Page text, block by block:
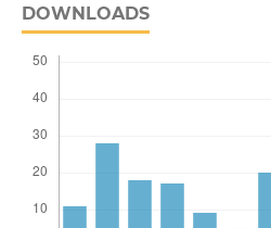
DOWNLOADS